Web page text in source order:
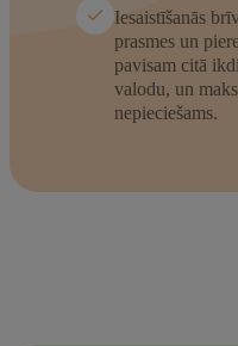
Iesaistīšanās
prasmes un
pavisam citā
valodu, un
nepieciešams.